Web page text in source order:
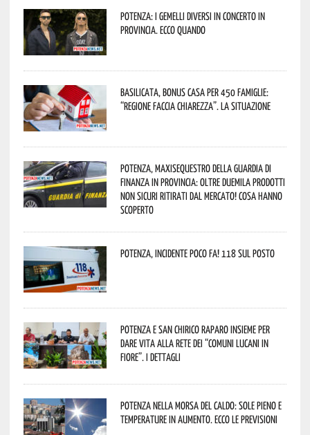
Potenza: i Gemelli DiVersi in concerto in
provincia. Ecco quando
Basilicata, Bonus casa per 450 famiglie:
“Regione faccia chiarezza”. La situazione
Potenza, maxisequestro della Guardia di
Finanza in provincia: oltre duemila prodotti
non sicuri ritirati dal mercato! Cosa hanno
scoperto
Potenza, incidente poco fa! 118 sul posto
Potenza e San Chirico Raparo insieme per
dare vita alla rete dei “Comuni Lucani in
Fiore”. I dettagli
Potenza nella morsa del caldo: sole pieno e
temperature in aumento. Ecco le previsioni